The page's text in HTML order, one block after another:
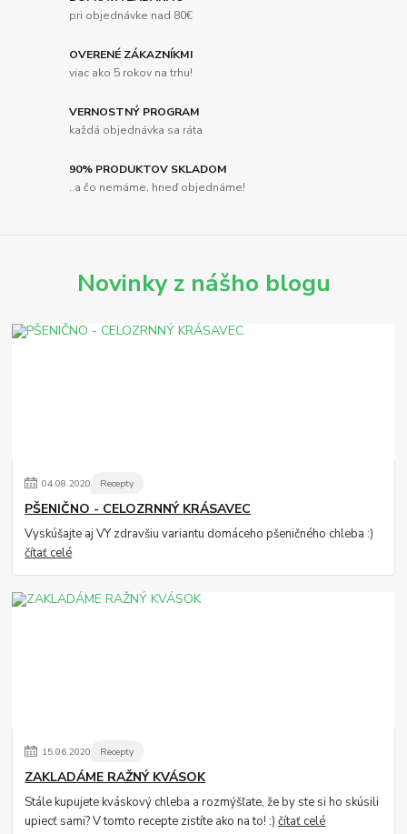
pri objednávke nad 80€
OVERENÉ ZÁKAZNÍKMI
viac ako 5 rokov na trhu!
VERNOSTNÝ PROGRAM
každá objednávka sa ráta
90% PRODUKTOV SKLADOM
..a čo nemáme, hneď objednáme!
Novinky z nášho blogu
04.08.2020 Recepty
PŠENIČNO - CELOZRNNÝ KRÁSAVEC
Vyskúšajte aj VY zdravšiu variantu domáceho pšeničného chleba :)
čítať celé
15.06.2020 Recepty
ZAKLADÁME RAŽNÝ KVÁSOK
Stále kupujete kváskový chleba a rozmýšľate, že by ste si ho skúsili
upiecť sami? V tomto recepte zistíte ako na to! :)čítať celé